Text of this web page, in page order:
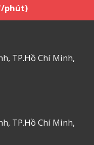
phút)
TP.Hồ Chí Minh,
TP.Hồ Chí Minh,